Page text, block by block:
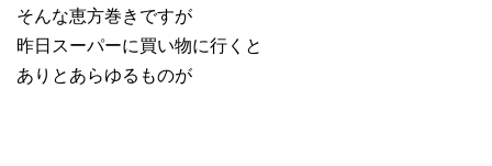
そんな恵方巻きですが
昨日スーパーに買い物に行くと
ありとあらゆるものが